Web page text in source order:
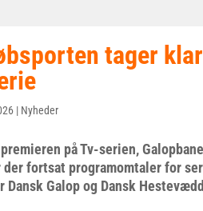
tager
| Nyheder
på Tv-serien,
fortsat programomtaler for
Galop og Dansk